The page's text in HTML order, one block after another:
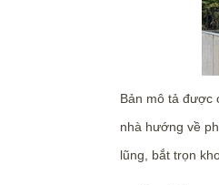
Bản mô tả được
nhà hướng về
lũng, bắt trọn